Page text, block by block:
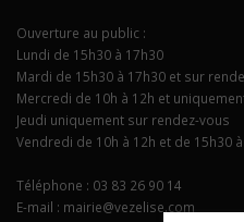
Ouverture au public :
Lundi de 15h30 à 17h30
Mardi de 15h30 à 17h30 et sur
Mercredi de 10h à 12h et
Jeudi uniquement sur rendez-vous
Vendredi de 10h à 12h et de 15h30
Téléphone : 03 83 26 90 14
E-mail : mairie@vezelise.com